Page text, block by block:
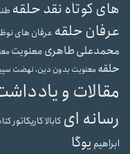
های کوتاه نقد حلقه
عرفان حلقه عرفان های
محمدعلی طاهریمعنویت
حلقه معنویت بدون دین، نهضت
مقالات و
رسانه ای کابالاکاریکاتور
ابراهیم یوگا